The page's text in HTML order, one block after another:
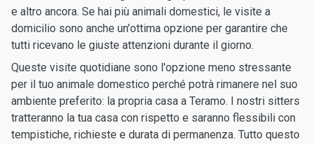
e altro ancora. Se hai più animali domestici, le visite a
domicilio sono anche un'ottima opzione per garantire che
tutti ricevano le giuste attenzioni durante il giorno.
Queste visite quotidiane sono l'opzione meno stressante
per il tuo animale domestico perché potrà rimanere nel suo
ambiente preferito: la propria casa a Teramo. I nostri sitters
tratteranno la tua casa con rispetto e saranno flessibili con
tempistiche, richieste e durata di permanenza. Tutto questo